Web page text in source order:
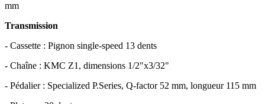
mm
Transmission
- Cassette : Pignon single-speed 13 dents
- Chaîne : KMC Z1, dimensions 1/2"x3/32"
- Pédalier : Specialized P.Series, Q-factor 52 mm, longueur 115 mm